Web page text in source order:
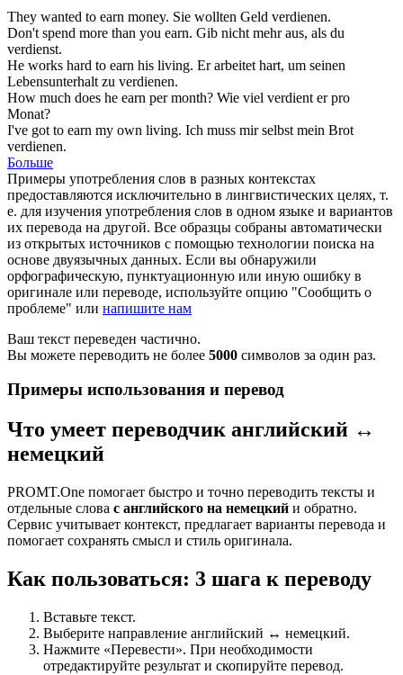
They wanted to earn money. Sie wollten Geld verdienen.
Don't spend more than you earn. Gib nicht mehr aus, als du
verdienst.
He works hard to earn his living. Er arbeitet hart, um seinen
Lebensunterhalt zu verdienen.
How much does he earn per month? Wie viel verdient er pro
Monat?
I've got to earn my own living. Ich muss mir selbst mein Brot
verdienen.
Больше
Примеры употребления слов в разных контекстах
предоставляются исключительно в лингвистических целях, т.
е. для изучения употребления слов в одном языке и вариантов
их перевода на другой. Все образцы собраны автоматически
из открытых источников с помощью технологии поиска на
основе двуязычных данных. Если вы обнаружили
орфографическую, пунктуационную или иную ошибку в
оригинале или переводе, используйте опцию "Сообщить о
проблеме" или напишите нам
Ваш текст переведен частично.
Вы можете переводить не более 5000 символов за один раз.
Примеры использования и перевод
Что умеет переводчик английский ↔
немецкий
PROMT.One помогает быстро и точно переводить тексты и
отдельные слова с английского на немецкий и обратно.
Сервис учитывает контекст, предлагает варианты перевода и
помогает сохранять смысл и стиль оригинала.
Как пользоваться: 3 шага к переводу
Вставьте текст.
Выберите направление английский ↔ немецкий.
Нажмите «Перевести». При необходимости
отредактируйте результат и скопируйте перевод.